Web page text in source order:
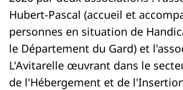
Hubert-Pascal (accueil et
personnes en situation de
le Département du Gard) et
L'Avitarelle œuvrant dans le
de l'Hébergement et de